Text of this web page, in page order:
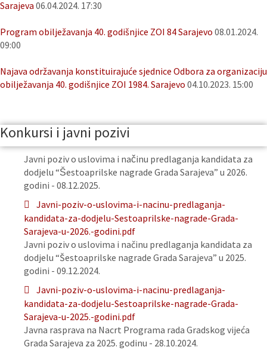
Sarajeva 06.04.2024. 17:30
Program obilježavanja 40. godišnjice ZOI 84 Sarajevo 08.01.2024.
09:00
Najava održavanja konstituirajuće sjednice Odbora za organizaciju
obilježavanja 40. godišnjice ZOI 1984. Sarajevo 04.10.2023. 15:00
Konkursi i javni pozivi
Javni poziv o uslovima i načinu predlaganja kandidata za
dodjelu “Šestoaprilske nagrade Grada Sarajeva” u 2026.
godini - 08.12.2025.
Javni-poziv-o-uslovima-i-nacinu-predlaganja-
kandidata-za-dodjelu-Sestoaprilske-nagrade-Grada-
Sarajeva-u-2026.-godini.pdf
Javni poziv o uslovima i načinu predlaganja kandidata za
dodjelu “Šestoaprilske nagrade Grada Sarajeva” u 2025.
godini - 09.12.2024.
Javni-poziv-o-uslovima-i-nacinu-predlaganja-
kandidata-za-dodjelu-Sestoaprilske-nagrade-Grada-
Sarajeva-u-2025.-godini.pdf
Javna rasprava na Nacrt Programa rada Gradskog vijeća
Grada Sarajeva za 2025. godinu - 28.10.2024.